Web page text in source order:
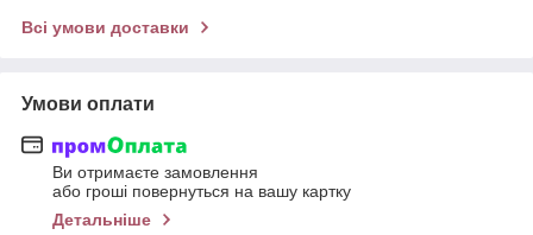
Всі умови доставки
Умови оплати
Ви отримаєте замовлення
або гроші повернуться на вашу картку
Детальніше